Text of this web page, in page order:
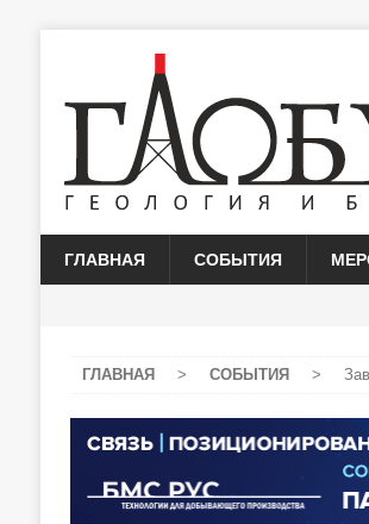
ГЛАВНАЯ СОБЫТИЯ
ГЛАВНАЯ > СОБЫТИЯ >